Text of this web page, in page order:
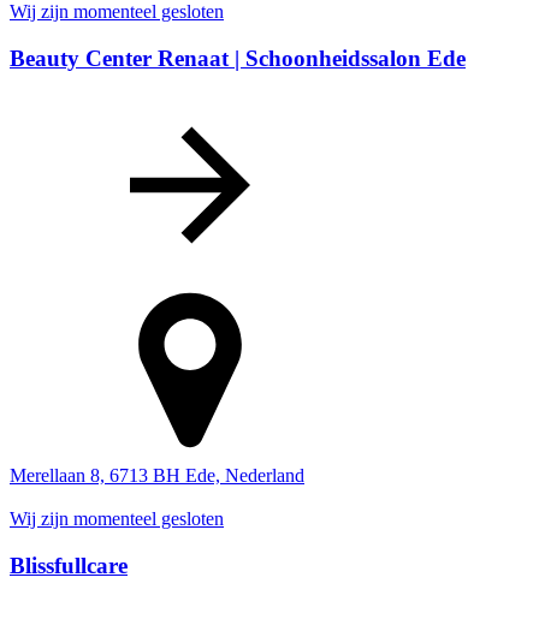
Wij zijn momenteel gesloten
Beauty Center Renaat | Schoonheidssalon Ede
Merellaan 8, 6713 BH Ede, Nederland
Wij zijn momenteel gesloten
Blissfullcare